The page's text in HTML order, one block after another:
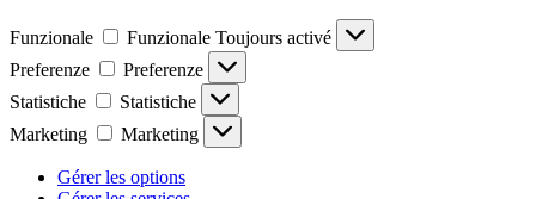
Funzionale Funzionale Toujours activé
Preferenze
Preferenze
Statistiche
Statistiche
Marketing
Marketing
Gérer les options